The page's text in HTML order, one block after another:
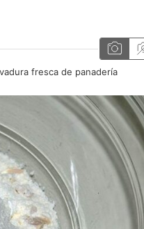
fresca de panadería